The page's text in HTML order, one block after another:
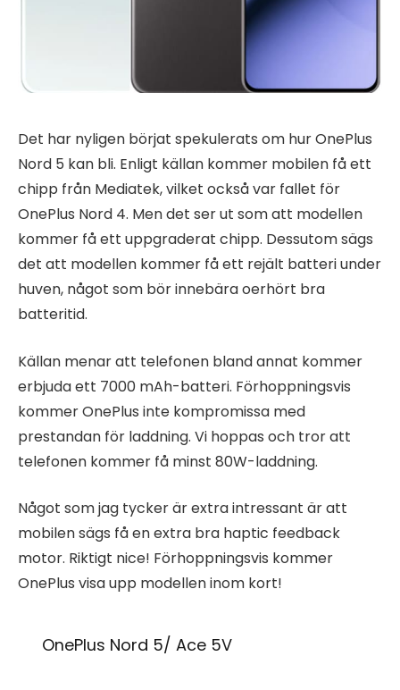
Det har nyligen börjat spekulerats om hur OnePlus
Nord 5 kan bli. Enligt källan kommer mobilen få ett
chipp från Mediatek, vilket också var fallet för
OnePlus Nord 4. Men det ser ut som att modellen
kommer få ett uppgraderat chipp. Dessutom sägs
det att modellen kommer få ett rejält batteri under
huven, något som bör innebära oerhört bra
batteritid.
Källan menar att telefonen bland annat kommer
erbjuda ett 7000 mAh-batteri. Förhoppningsvis
kommer OnePlus inte kompromissa med
prestandan för laddning. Vi hoppas och tror att
telefonen kommer få minst 80W-laddning.
Något som jag tycker är extra intressant är att
mobilen sägs få en extra bra haptic feedback
motor. Riktigt nice! Förhoppningsvis kommer
OnePlus visa upp modellen inom kort!
OnePlus Nord 5/ Ace 5V